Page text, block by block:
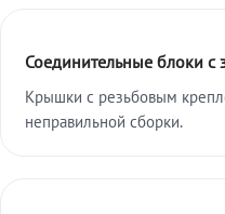
Соединительные блоки
Крышки с резьбовым
неправильной сборки.